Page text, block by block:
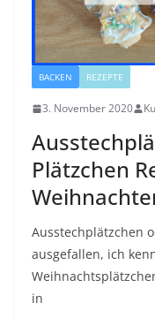
BACKEN REZEPTE
3. November 2020
Plätzchen
Ausstechplätzchen
ausgefallen, ich
in